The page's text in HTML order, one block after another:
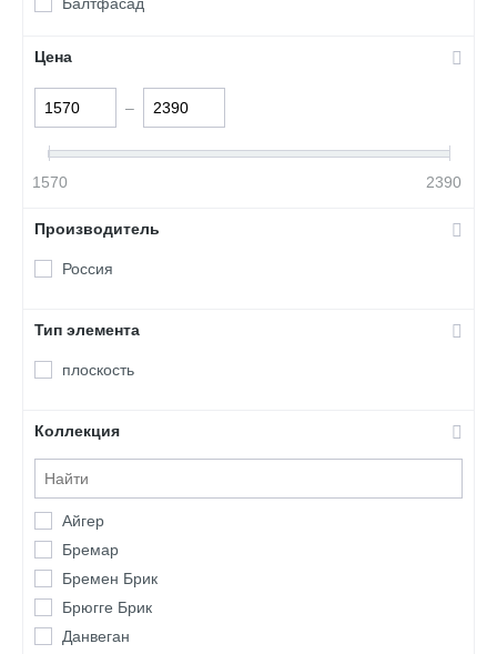
Цена
–
1570 2390
Производитель
Россия
Тип элемента
плоскость
Коллекция
Айгер
Бремар
Бремен Брик
Брюгге Брик
Данвеган